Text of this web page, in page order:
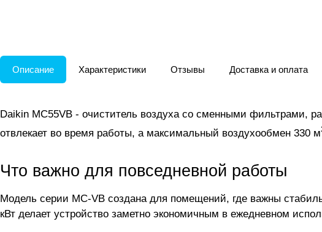
Описание Характеристики Отзывы Доставка и оплата
Daikin MC55VB - очиститель воздуха со сменными фильтрами,
отвлекает во время работы, а максимальный воздухообмен 330 м
Что важно для повседневной работы
Модель серии MC-VB создана для помещений, где важны
кВт делает устройство заметно экономичным в ежедневном